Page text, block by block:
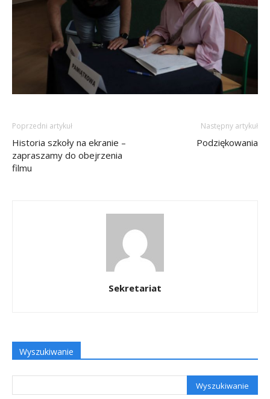
Poprzedni artykuł
Historia szkoły na ekranie –
zapraszamy do obejrzenia
filmu
Następny artykuł
Podziękowania
Sekretariat
Wyszukiwanie